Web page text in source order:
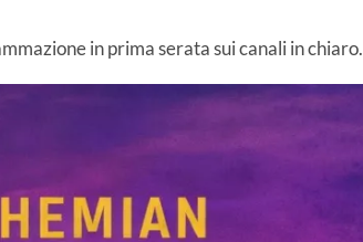
in prima serata sui canali in chiaro.